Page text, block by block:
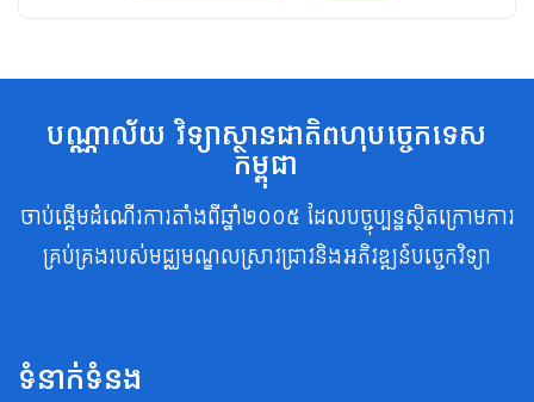
បណ្ណាល័យ វិទ្យាស្ថានជាតិពហុបច្ចេកទេស
កម្ពុជា
ចាប់ផ្តើមដំណើរការតាំងពីឆ្នាំ២០០៥ ដែលបច្ចុប្បន្នស្ថិតក្រោមការ
គ្រប់គ្រងរបស់មជ្ឈមណ្ឌលស្រាវជ្រាវនិងអភិវឌ្ឍន៍បច្ចេកវិទ្យា
ទំនាក់ទំនង